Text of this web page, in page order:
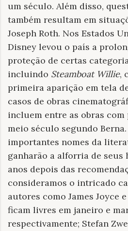
um século. Além disso,
também resultam em
Joseph Roth. Nos Estados
Disney levou o país a
proteção de certas
incluindo Steamboat Willie,
primeira aparição em tela
casos de obras
incluem entre as obras com
meio século segundo
importantes nomes da
ganharão a alforria de
anos depois das
consideramos o intricado
autores como James Joyce
ficam livres em janeiro e
respectivamente; Stefan